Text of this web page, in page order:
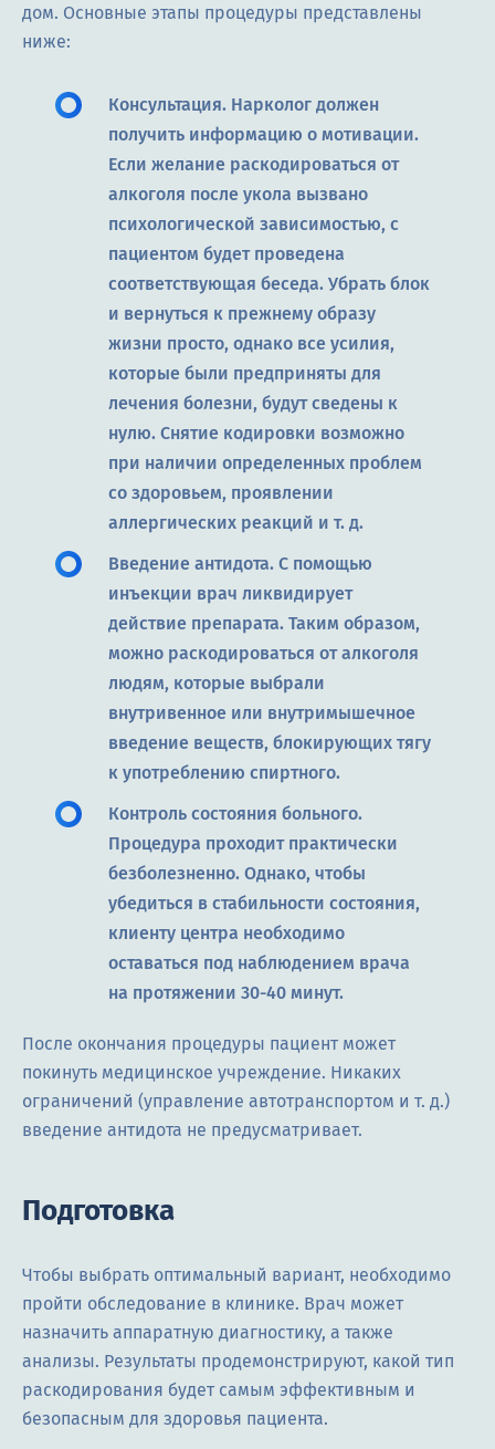
дом. Основные этапы процедуры представлены
ниже:
Консультация. Нарколог должен
получить информацию о мотивации.
Если желание раскодироваться от
алкоголя после укола вызвано
психологической зависимостью, с
пациентом будет проведена
соответствующая беседа. Убрать блок
и вернуться к прежнему образу
жизни просто, однако все усилия,
которые были предприняты для
лечения болезни, будут сведены к
нулю. Снятие кодировки возможно
при наличии определенных проблем
со здоровьем, проявлении
аллергических реакций и т. д.
Введение антидота. С помощью
инъекции врач ликвидирует
действие препарата. Таким образом,
можно раскодироваться от алкоголя
людям, которые выбрали
внутривенное или внутримышечное
введение веществ, блокирующих тягу
к употреблению спиртного.
Контроль состояния больного.
Процедура проходит практически
безболезненно. Однако, чтобы
убедиться в стабильности состояния,
клиенту центра необходимо
оставаться под наблюдением врача
на протяжении 30-40 минут.
После окончания процедуры пациент может
покинуть медицинское учреждение. Никаких
ограничений (управление автотранспортом и т. д.)
введение антидота не предусматривает.
Подготовка
Чтобы выбрать оптимальный вариант, необходимо
пройти обследование в клинике. Врач может
назначить аппаратную диагностику, а также
анализы. Результаты продемонстрируют, какой тип
раскодирования будет самым эффективным и
безопасным для здоровья пациента.